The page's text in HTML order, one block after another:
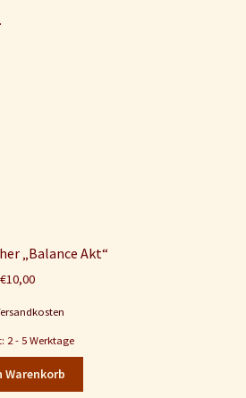
„Balance Akt“
€10,00
2 - 5 Werktage
Warenkorb